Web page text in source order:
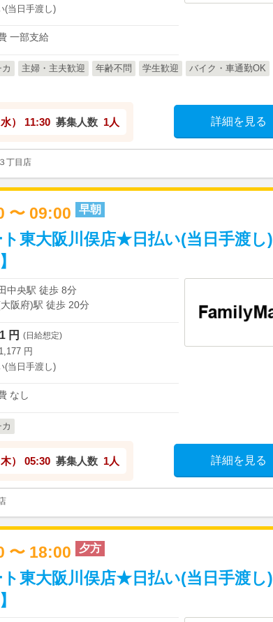
(当日手渡し)
一部支給
主婦・主夫歓迎 年齢不問 学生歓迎
バイク・車通勤OK
） 11:30 募集人数 1人 詳細を見る
丁目店
〜 09:00 早朝
東大阪川俣店★日払い(当日手渡し)
中央駅 徒歩 8分
阪府)駅 徒歩 20分
円 (日給想定)
円
(当日手渡し)
なし
） 05:30 募集人数 1人 詳細を見る
〜 18:00 夕方
東大阪川俣店★日払い(当日手渡し)